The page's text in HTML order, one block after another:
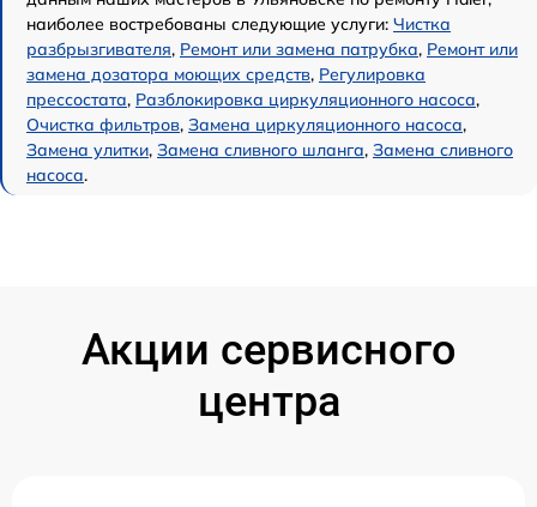
наиболее востребованы следующие услуги: Чистка
разбрызгивателя, Ремонт или замена патрубка, Ремонт или
замена дозатора моющих средств, Регулировка
прессостата, Разблокировка циркуляционного насоса,
Очистка фильтров, Замена циркуляционного насоса,
Замена улитки, Замена сливного шланга, Замена сливного
насоса.
Акции сервисного
центра